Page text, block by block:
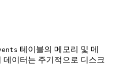
테이블의 메모리 및 메
데이터는 주기적으로 디스크